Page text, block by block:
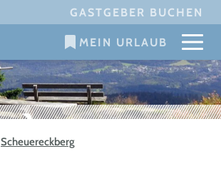
GASTGEBER BUCHEN
MEIN URLAUB
Scheuereckberg